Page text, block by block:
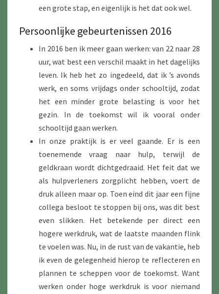
een grote stap, en eigenlijk is het dat ook wel.
Persoonlijke gebeurtenissen 2016
In 2016 ben ik meer gaan werken: van 22 naar 28
uur, wat best een verschil maakt in het dagelijks
leven. Ik heb het zo ingedeeld, dat ik ’s avonds
werk, en soms vrijdags onder schooltijd, zodat
het een minder grote belasting is voor het
gezin. In de toekomst wil ik vooral onder
schooltijd gaan werken.
In onze praktijk is er veel gaande. Er is een
toenemende vraag naar hulp, terwijl de
geldkraan wordt dichtgedraaid. Het feit dat we
als hulpverleners zorgplicht hebben, voert de
druk alleen maar op. Toen eind dit jaar een fijne
collega besloot te stoppen bij ons, was dit best
even slikken. Het betekende per direct een
hogere werkdruk, wat de laatste maanden flink
te voelen was. Nu, in de rust van de vakantie, heb
ik even de gelegenheid hierop te reflecteren en
plannen te scheppen voor de toekomst. Want
werken onder hoge werkdruk is voor niemand